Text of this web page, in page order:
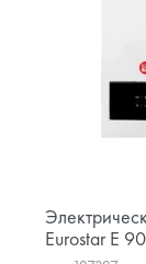
Eurostar E